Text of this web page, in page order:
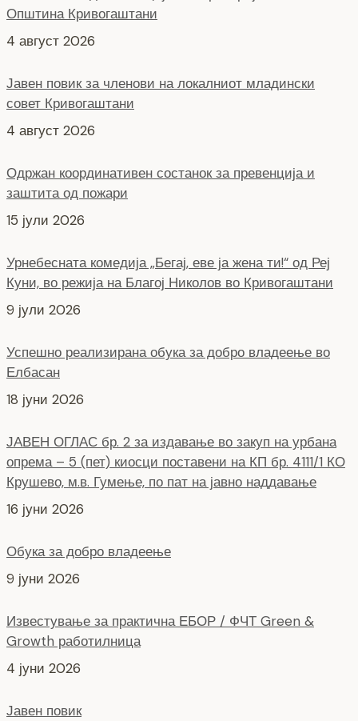
Општина Кривогаштани
4 август 2026
Јавен повик за членови на локалниот младински
совет Кривогаштани
4 август 2026
Одржан координативен состанок за превенција и
заштита од пожари
15 јули 2026
Урнебесната комедија „Бегај, еве ја жена ти!“ од Реј
Куни, во режија на Благој Николов во Кривогаштани
9 јули 2026
Успешно реализирана обука за добро владеење во
Елбасан
18 јуни 2026
ЈАВЕН ОГЛАС бр. 2 за издавање во закуп на урбана
опрема – 5 (пет) киосци поставени на КП бр. 4111/1 КО
Крушево, м.в. Гумење, по пат на јавно наддавање
16 јуни 2026
Обука за добро владеење
9 јуни 2026
Известување за практична ЕБОР / ФЧТ Green &
Growth работилница
4 јуни 2026
Јавен повик